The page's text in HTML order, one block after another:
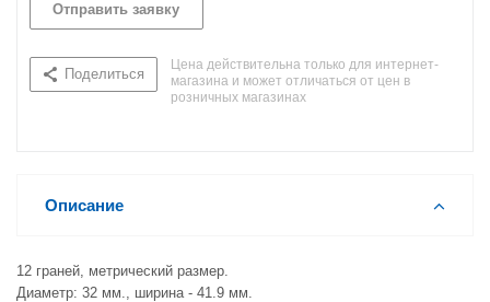
Отправить заявку
Поделиться
Цена действительна только для интернет-
магазина и может отличаться от цен в
розничных магазинах
Описание
12 граней, метрический размер.
Диаметр: 32 мм., ширина - 41.9 мм.